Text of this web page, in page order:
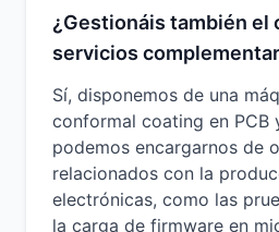
¿Gestionáis también el
servicios
Sí, disponemos de una
conformal coating en PCB
podemos encargarnos de
relacionados con la
electrónicas, como las
la carga de firmware en